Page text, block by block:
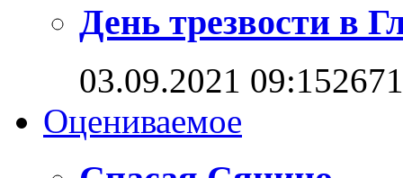
День трезвости в
03.09.2021 09:15
Оцениваемое